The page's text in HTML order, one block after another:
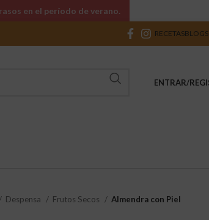
RECETASBLOG
ENTRAR/
Despensa Frutos Secos Almendra con Piel
en el período de verano.